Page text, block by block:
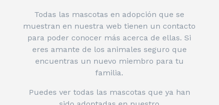
Todas las mascotas en adopción que se
muestran en nuestra web tienen un contacto
para poder conocer más acerca de ellas. Si
eres amante de los animales seguro que
encuentras un nuevo miembro para tu
familia.
Puedes ver todas las mascotas que ya han